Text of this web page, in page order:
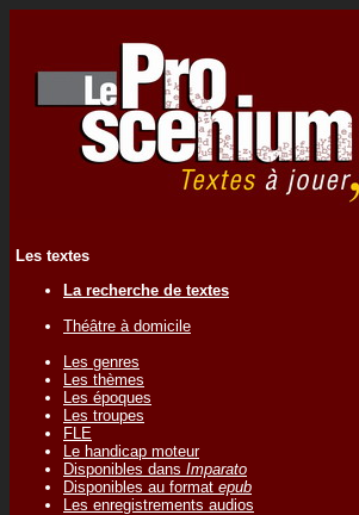
Les textes
La recherche de textes
Théâtre à domicile
Les genres
Les thèmes
Les époques
Les troupes
FLE
Le handicap moteur
Disponibles dans Imparato
Disponibles au format epub
Les enregistrements audios